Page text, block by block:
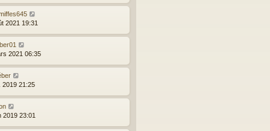
2021 19:31
2021 06:35
2019 21:25
2019 23:01